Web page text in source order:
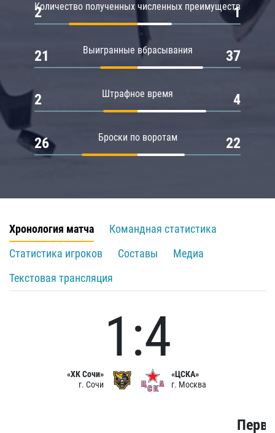
Количество полученных численных преимуществ
2 1
Выигранные вбрасывания
21 37
Штрафное время
2 4
Броски по воротам
26 22
Хронология матча
Командная статистика
Статистика игроков
Составы
Медиа
Текстовая трансляция
«ХК Сочи»
г. Сочи
1:4
«ЦСКА»
г. Москва